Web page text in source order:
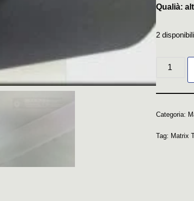
Qualià:
2 disponibili
Categoria:
Tag: Matrix